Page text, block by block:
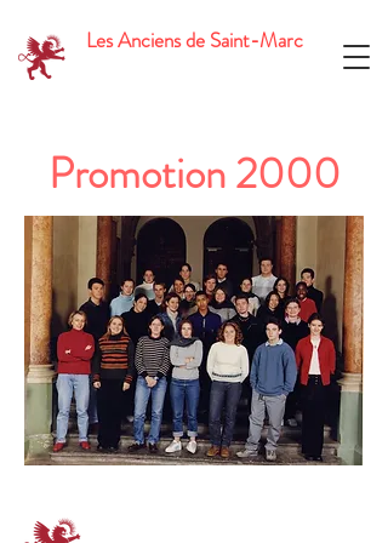
Les Anciens de Saint-Marc
Promotion 2000